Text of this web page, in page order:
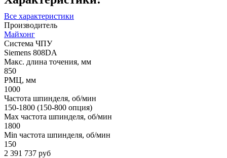
Все характеристики
Производитель
Майхонг
Система ЧПУ
Siemens 808DA
Макс. длина точения, мм
850
РМЦ, мм
1000
Частота шпинделя, об/мин
150-1800 (150-800 опция)
Max частота шпинделя, об/мин
1800
Min частота шпинделя, об/мин
150
2 391 737 руб